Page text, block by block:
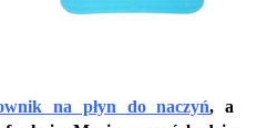
na płyn do naczyń, a